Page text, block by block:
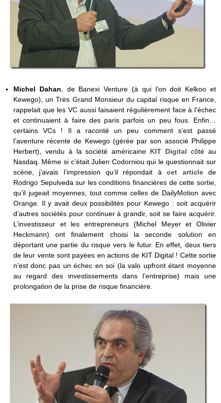
Michel Dahan , de Banexi Venture (à qui l’on doit Kelkoo et
Kewego), un Très Grand Monsieur du capital risque en France,
rappelait que les VC aussi faisaient régulièrement face à l’échec
et continuaient à faire des paris parfois un peu fous. Enfin…
certains VCs ! Il a raconté un peu comment s’est passé
l’aventure récente de Kewego (gérée par son associé Philippe
Herbert), vendu à la société américaine KIT Digital côté au
Nasdaq. Même si c’était Julien Codorniou qui le questionnait sur
scène, j’avais l’impression qu’il répondait àcet articlede
Rodrigo Sepulveda sur les conditions financières de cette sortie,
qu’il jugeait moyennes, tout comme celles de DailyMotion avec
Orange. Il y avait deux possibilités pour Kewego : soit acquérir
d’autres sociétés pour continuer à grandir, soit se faire acquérir.
L’investisseur et les entrepreneurs (Michel Meyer et Olivier
Heckmann) ont finalement choisi la seconde solution en
déportant une partie du risque vers le futur. En effet, deux tiers
de leur vente sont payées en actions de KIT Digital ! Cette sortie
n’est donc pas un échec en soi (la valo upfront étant moyenne
au regard des investissements dans l’entreprise) mais une
prolongation de la prise de risque financière.